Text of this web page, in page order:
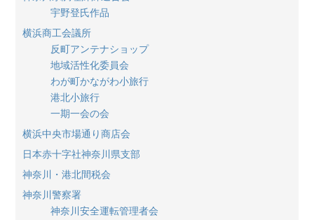
宇野登氏作品
横浜商工会議所
反町アンテナショップ
地域活性化委員会
わが町かながわ小旅行
港北小旅行
一期一会の会
横浜中央市場通り商店会
日本赤十字社神奈川県支部
神奈川・港北間税会
神奈川警察署
神奈川安全運転管理者会